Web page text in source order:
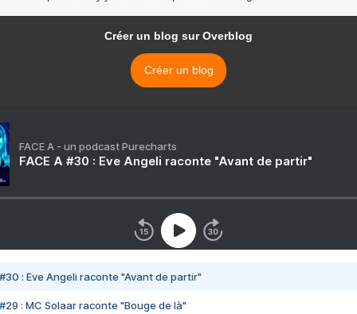
Créer un blog sur Overblog
Créer un blog
FACE A - un podcast Purecharts
FACE A #30 : Eve Angeli raconte "Avant de partir"
#30 : Eve Angeli raconte "Avant de partir"
#29 : MC Solaar raconte "Bouge de là"